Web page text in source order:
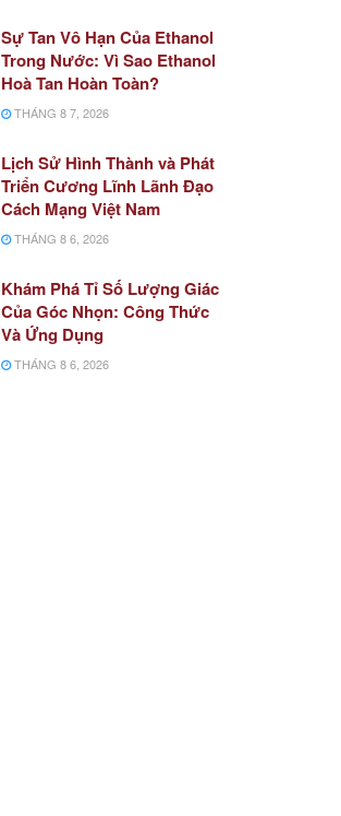
Sự Tan Vô Hạn Của Ethanol
Trong Nước: Vì Sao Ethanol
Hoà Tan Hoàn Toàn?
THÁNG 8 7, 2026
Lịch Sử Hình Thành và Phát
Triển Cương Lĩnh Lãnh Đạo
Cách Mạng Việt Nam
THÁNG 8 6, 2026
Khám Phá Tỉ Số Lượng Giác
Của Góc Nhọn: Công Thức
Và Ứng Dụng
THÁNG 8 6, 2026